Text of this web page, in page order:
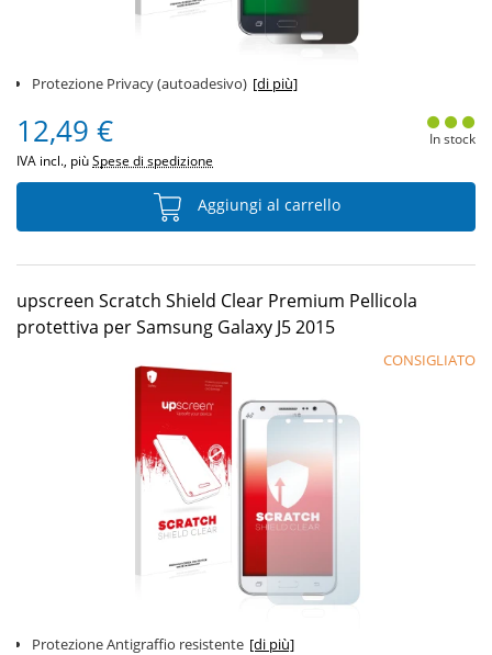
Protezione Privacy (autoadesivo) [di più]
12,49 €
IVA incl., piùSpese di spedizione
In stock
Aggiungi al carrello
upscreen Scratch Shield Clear Premium Pellicola
protettiva per Samsung Galaxy J5 2015
CONSIGLIATO
Protezione Antigraffio resistente [di più]